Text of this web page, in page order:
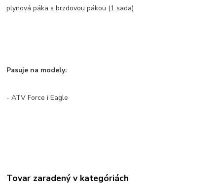
plynová páka s brzdovou pákou (1 sada)
Pasuje na modely:
- ATV Force i Eagle
Tovar zaradený v kategóriách